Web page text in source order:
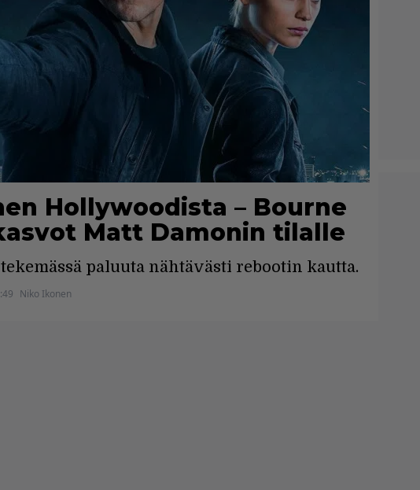
Hollywoodista – Bourne
Matt Damonin tilalle
paluuta nähtävästi rebootin kautta.
Niko Ikonen